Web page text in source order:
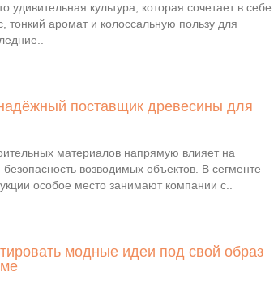
культура, которая сочетает в себе
тонкий аромат и колоссальную пользу для
поставщик древесины для
материалов напрямую влияет на
безопасность возводимых объектов. В сегменте
особое место занимают компании с..
модные идеи под свой образ